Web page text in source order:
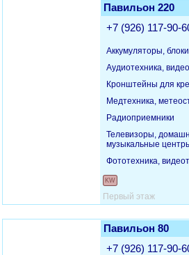
Павильон 220
+7 (926) 117-90-
Аккумуляторы,
Аудиотехника,
Кронштейны для
Медтехника,
Радиоприемники
Телевизоры,
музыкальные
Фототехника,
KW
Первый этаж
Павильон 80
+7 (926) 117-90-